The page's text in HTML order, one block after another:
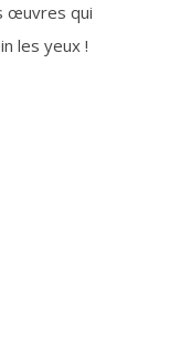
œuvres qui
les yeux !